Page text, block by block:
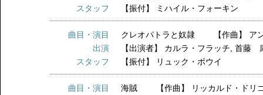
スタッフ
【振付】 ミハイル・フォーキン
曲目・演目
クレオパトラと奴隷 【作曲】 アン
出演
【出演者】 カルラ・フラッチ ,首藤
スタッフ
【振付】 リュック・ボウイ
曲目・演目
海賊 【作曲】 リッカルド・ドリ